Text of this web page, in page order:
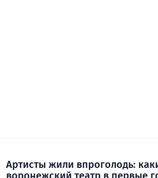
Артисты жили впроголодь:
воронежский театр в первые